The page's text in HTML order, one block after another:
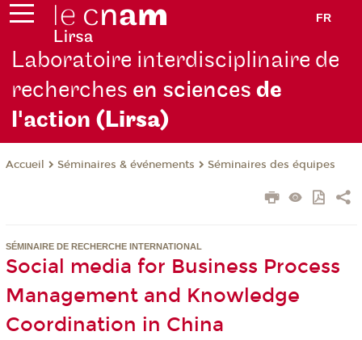
FR
Laboratoire interdisciplinaire de
recherches en sciencesde
l'action (Lirsa)
Accueil Séminaires & événements Séminaires des équipes
SÉMINAIRE DE RECHERCHE INTERNATIONAL
Social media for Business Process
Management and Knowledge
Coordination in China